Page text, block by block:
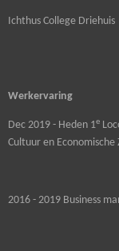
Ichthus College Driehuis
Werkervaring
Dec 2019 - Heden 1e
Cultuur en
2016 - 2019 Business